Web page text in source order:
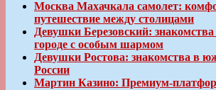
Москва Махачкала самолет:
путешествие между столицами
Девушки Березовский:
городе с особым шармом
Девушки Ростова: знакомства в
России
Мартин Казино: Премиум-